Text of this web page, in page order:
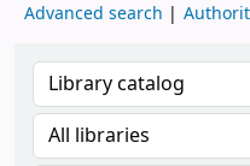
Advanced search